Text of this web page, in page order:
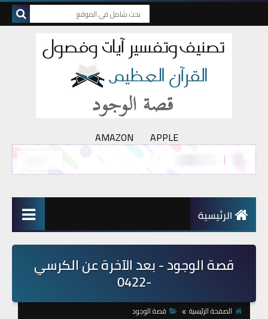
AMAZON APPLE
الرئيسية
قصة الوجود - بعد الآخرة عن الكرسي
-0422
الصفحة الرئيسية
قصة الوجود